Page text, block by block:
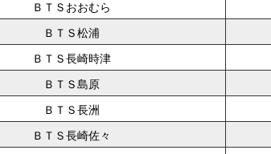
ＢＴＳおおむら
ＢＴＳ松浦
ＢＴＳ長崎時津
ＢＴＳ島原
ＢＴＳ長洲
ＢＴＳ長崎佐々